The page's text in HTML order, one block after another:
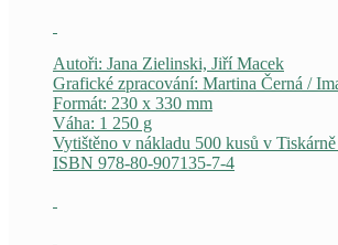
Autoři: Jana Zielinski, Jiří Macek
Grafické zpracování: Martina Černá /
Formát: 230 x 330 mm
Váha: 1 250 g
Vytištěno v nákladu 500 kusů v
ISBN 978-80-907135-7-4